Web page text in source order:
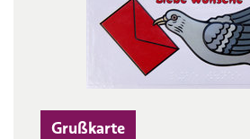
Grußkarte